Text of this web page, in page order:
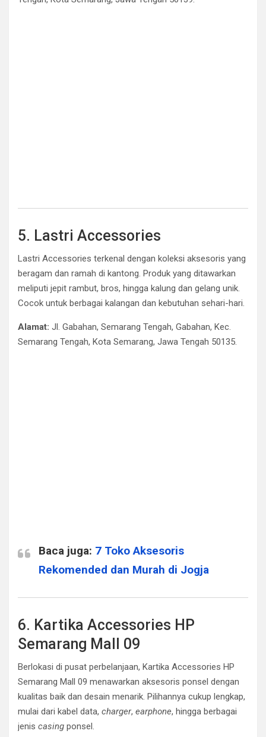
5. Lastri Accessories
Lastri Accessories terkenal dengan koleksi aksesoris yang
beragam dan ramah di kantong. Produk yang ditawarkan
meliputi jepit rambut, bros, hingga kalung dan gelang unik.
Cocok untuk berbagai kalangan dan kebutuhan sehari-hari.
Alamat: Jl. Gabahan, Semarang Tengah, Gabahan, Kec.
Semarang Tengah, Kota Semarang, Jawa Tengah 50135.
Baca juga: 7 Toko Aksesoris
Rekomended dan Murah di Jogja
6. Kartika Accessories HP
Semarang Mall 09
Berlokasi di pusat perbelanjaan, Kartika Accessories HP
Semarang Mall 09 menawarkan aksesoris ponsel dengan
kualitas baik dan desain menarik. Pilihannya cukup lengkap,
mulai dari kabel data, charger, earphone, hingga berbagai
jenis casing ponsel.